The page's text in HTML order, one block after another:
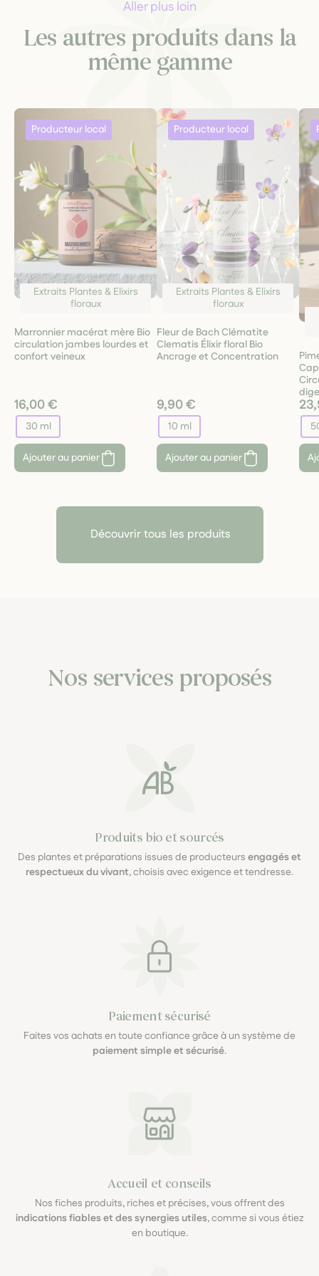
Aller plus loin
Les autres produits dans la
même gamme
Extraits Plantes & Elixirs
floraux
Marronnier macérat mère Bio
circulation jambes lourdes et
confort veineux
16,00 €
30 ml
Ajouter au panier
Extraits Plantes & Elixirs
floraux
Fleur de Bach Clématite
Clematis Élixir floral Bio
Ancrage et Concentration
9,90 €
10 ml
Ajouter au panier
Découvrir tous les produits
Nos services proposés
Produits bio et sourcés
Des plantes et préparations issues de producteurs engagés et
respectueux du vivant, choisis avec exigence et tendresse.
Paiement sécurisé
Faites vos achats en toute confiance grâce à un système de
paiement simple et sécurisé.
Accueil et conseils
Nos fiches produits, riches et précises, vous offrent des
indications fiables et des synergies utiles, comme si vous étiez
en boutique.